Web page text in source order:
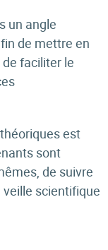
un angle
de mettre en
faciliter le
est
sont
de suivre
veille scientifique